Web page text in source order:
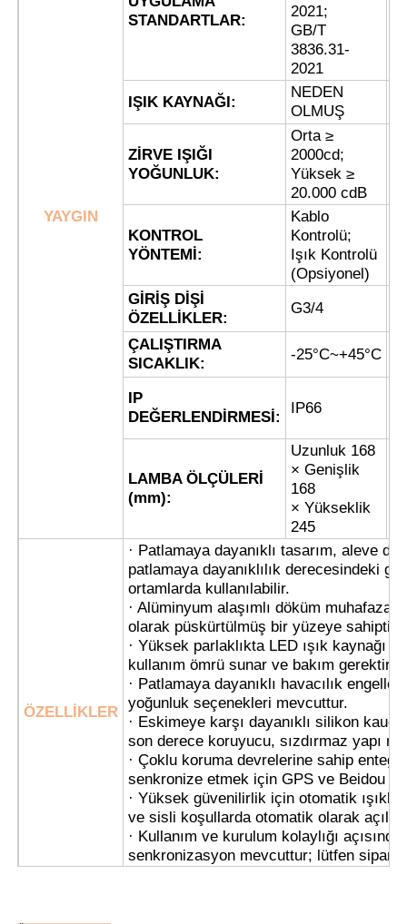
Kalite kontrol
Patlama Korumalı Aydınlatma
patlamaya dayanıklı fan
Patlamaya Dayanıklı Kutu
patlamaya dayanıklı anahtar
Patlama geçirmez kablo bezleri
patlamaya dayanıklı fiş ve priz
YAYGIN
STANDARTLAR:
2021;
GB/T
3836.31-
2021
IŞIK KAYNAĞI:
NEDEN
OLMUŞ
ZİRVE IŞIĞI
YOĞUNLUK:
Orta ≥
2000cd;
Yüksek ≥
20.000 cdB
KONTROL
YÖNTEMİ:
Kablo
Kontrolü;
Işık Kontrolü
(Opsiyonel)
GİRİŞ DİŞİ
ÖZELLİKLER:
G3/4
ÇALIŞTIRMA
SICAKLIK:
-25°C~+45°C
IP
DEĞERLENDİRMESİ:
IP66
LAMBA ÖLÇÜLERİ
(mm):
Uzunluk 168
× Genişlik
168
× Yükseklik
245
ÖZELLİKLER
· Patlamaya dayanıklı tasarım, aleve
patlamaya dayanıklılık derecesindeki
ortamlarda kullanılabilir.
· Alüminyum alaşımlı döküm
olarak püskürtülmüş bir yüzeye sahiptir.
· Yüksek parlaklıkta LED ışık kaynağı
kullanım ömrü sunar ve bakım
· Patlamaya dayanıklı havacılık
yoğunluk seçenekleri mevcuttur.
· Eskimeye karşı dayanıklı silikon
son derece koruyucu, sızdırmaz yapı
· Çoklu koruma devrelerine sahip
senkronize etmek için GPS ve Beidou
· Yüksek güvenilirlik için otomatik
ve sisli koşullarda otomatik olarak açılır
· Kullanım ve kurulum kolaylığı
senkronizasyon mevcuttur; lütfen